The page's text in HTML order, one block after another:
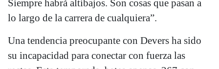
Siempre habrá altibajos. Son cosas que pasan a
lo largo de la carrera de cualquiera”.
Una tendencia preocupante con Devers ha sido
su incapacidad para conectar con fuerza las